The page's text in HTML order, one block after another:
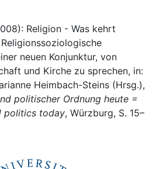
Religion - Was kehrt
neuen Konjunktur, von
und Kirche zu sprechen, in:
Heimbach-Steins (Hrsg.),
politischer Ordnung heute =
politics today, Würzburg, S. 15–